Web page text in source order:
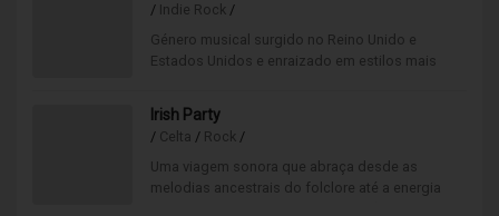
/ Indie Rock /
Género musical surgido no Reino Unido e
Estados Unidos e enraizado em estilos mais
wave.
Irish Party
/ Celta / Rock /
Uma viagem sonora que abraça desde as
melodias ancestrais do folclore até a energia